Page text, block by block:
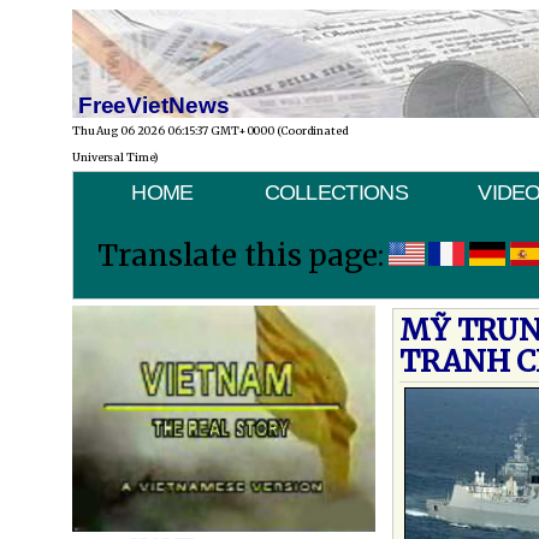
FreeVietNews
Thu Aug 06 2026 06:15:37 GMT+0000 (Coordinated
Universal Time)
HOME COLLECTIONS
Translate this page:
MỸ
TRANH